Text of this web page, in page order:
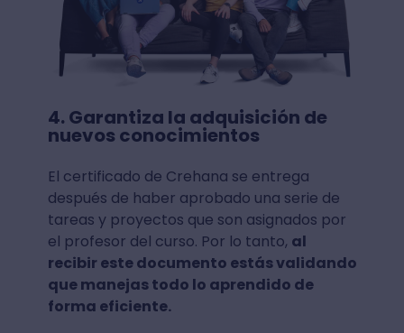
4. Garantiza la adquisición de
nuevos conocimientos
El certificado de Crehana se entrega
después de haber aprobado una serie de
tareas y proyectos que son asignados por
el profesor del curso. Por lo tanto, al
recibir este documento estás validando
que manejas todo lo aprendido de
forma eficiente.